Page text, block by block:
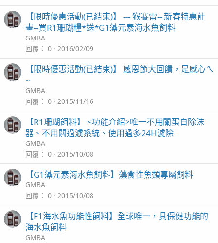
【限時優惠活動(已結束)】 --- 猴賽雷-- 新春特惠計
畫--買R1珊瑚糧*送*G1藻元素海水魚飼料
GMBA
回覆
0 2016/02/09
【限時優惠活動(已結束)】 感恩節大回饋，足感心ㄟ
~
GMBA
回覆
0 2015/11/16
【R1珊瑚餌料】 <功能介紹>唯一不用關蛋白除沫
器、不用關過濾系統、使用過多24H濾除
GMBA
回覆
0 2015/10/08
【G1藻元素海水魚飼料】藻食性魚類專屬飼料
GMBA
回覆
0 2015/10/08
【F1海水魚功能性飼料】全球唯一，具保健功能的
海水魚飼料
GMBA